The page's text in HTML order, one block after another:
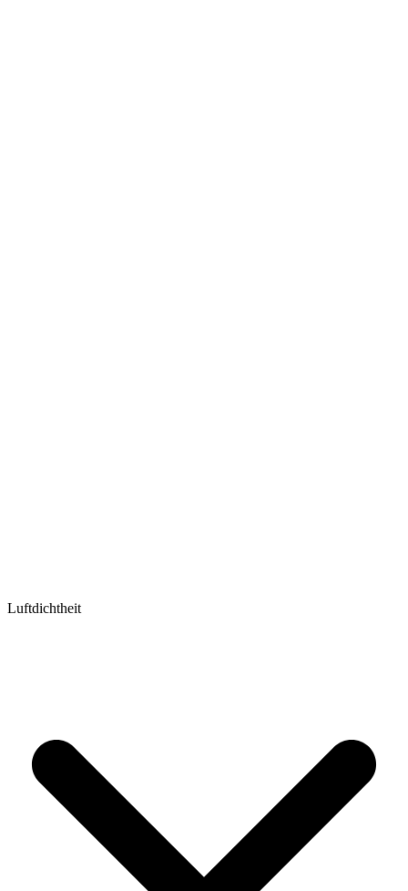
Luftdichtheit